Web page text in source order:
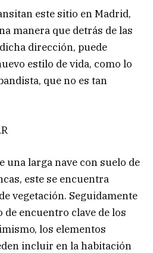
este sitio en Madrid,
manera que detrás de las
dirección, puede
estilo de vida, como lo
que no es tan
una larga nave con suelo de
este se encuentra
vegetación. Seguidamente
encuentro clave de los
los elementos
incluir en la habitación